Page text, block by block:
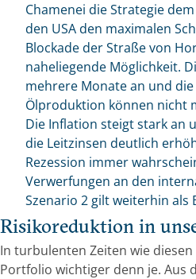
Chamenei die Strategie
den USA den maximalen
Blockade der Straße von
naheliegende Möglichkeit.
mehrere Monate an und
Ölproduktion können nicht
Die Inflation steigt stark an
die Leitzinsen deutlich
Rezession immer
Verwerfungen an den
Szenario 2 gilt weiterhin als
Risikoreduktion in
In turbulenten Zeiten wie
Portfolio wichtiger denn je. Aus